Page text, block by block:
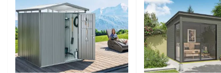
Hang en sluitwerk Inclusief
Bouwtekening Inclusief
Daktype Lessenaarsdak
Daktype filter Lessenaarsdak
verkrijgbaar